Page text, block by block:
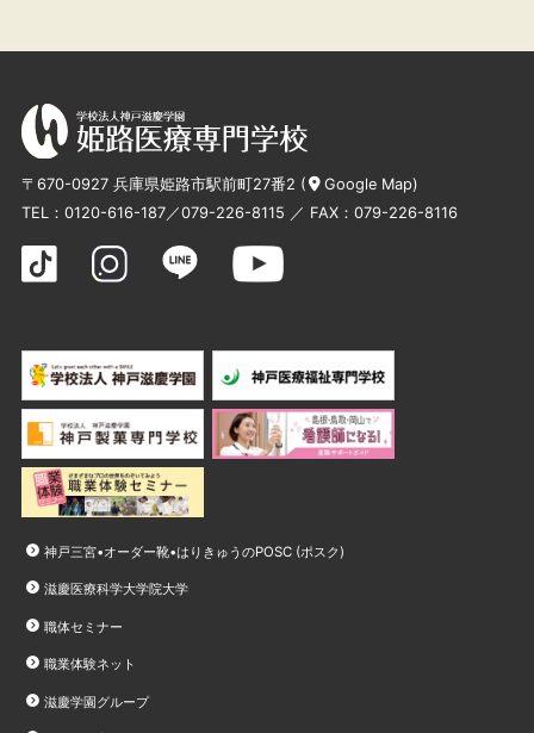
〒670-0927 兵庫県姫路市駅前町27番2 ( Google Map)
TEL： 0120-616-187／079-226-8115 ／ FAX：079-226-8116
神戸三宮•オーダー靴•はりきゅうのPOSC (ポスク)
滋慶医療科学大学院大学
職体セミナー
職業体験ネット
滋慶学園グループ